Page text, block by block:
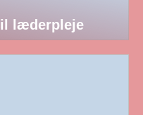
læderpleje